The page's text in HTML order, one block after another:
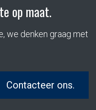
op maat.
we denken graag met
Contacteer ons.